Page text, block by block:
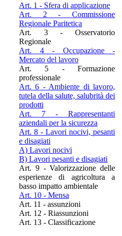
Art. 1 - Sfera di applicazione
Art. 2 - Commissione
Regionale Paritetica
Art. 3 - Osservatorio
Regionale
Art. 4 - Occupazione -
Mercato del lavoro
Art. 5 - Formazione
professionale
Art. 6 - Ambiente di lavoro,
tutela della salute, salubrità dei
prodotti
Art. 7 - Rappresentanti
aziendali per la sicurezza
Art. 8 - Lavori nocivi, pesanti
e disagiati
A) Lavori nocivi
B) Lavori pesanti e disagiati
Art. 9 - Valorizzazione delle
esperienze di agricoltura a
basso impatto ambientale
Art. 10 - Mensa
Art. 11 - assunzioni
Art. 12 - Riassunzioni
Art. 13 - Classificazione